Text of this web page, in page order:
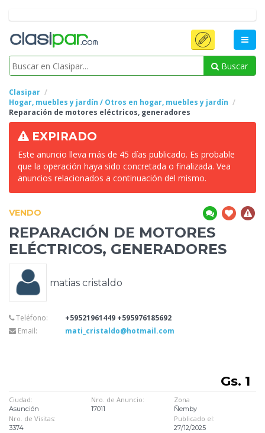
Buscar
Clasipar
Hogar, muebles y jardín / Otros en hogar, muebles y jardín
Reparación de motores eléctricos, generadores
EXPIRADO
Este anuncio lleva más de 45 días publicado. Es probable
que la operación haya sido concretada o finalizada. Vea
anuncios relacionados a continuación del mismo.
VENDO
REPARACIÓN DE MOTORES
ELÉCTRICOS, GENERADORES
matias cristaldo
Teléfono:
+59521961449 +595976185692
Email:
mati_cristaldo@hotmail.com
Gs. 1
Ciudad:
Asunción
Nro. de Anuncio:
17011
Zona
Ñemby
Nro. de Visitas:
3374
Publicado el:
27/12/2025